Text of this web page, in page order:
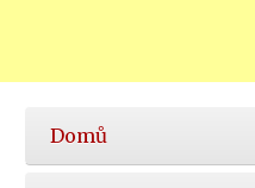
Hlavní
nabídka
Domů